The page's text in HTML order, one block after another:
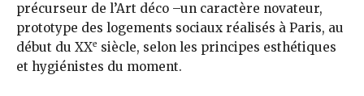
précurseur de l’Art déco –un caractère novateur,
prototype des logements sociaux réalisés à Paris, au
début du XXe siècle, selon les principes esthétiques
et hygiénistes du moment.